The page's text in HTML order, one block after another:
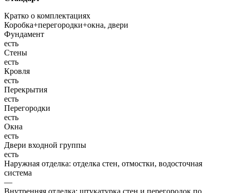
Кратко о комплектациях
Коробка+перегородки+окна, двери
Фундамент
есть
Стены
есть
Кровля
есть
Перекрытия
есть
Перегородки
есть
Окна
есть
Двери входной группы
есть
Наружная отделка: отделка стен, отмостки, водосточная
система
—
Внутренняя отделка: штукатурка стен и перегородок по